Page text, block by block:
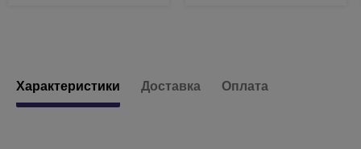
Характеристики Доставка Оплата